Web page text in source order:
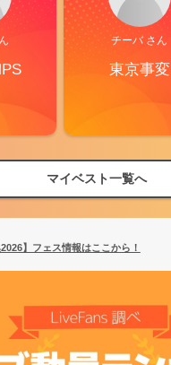
チーバ さん
東京事変
マイベスト一覧へ
2026】フェス情報はここから！
ンキング】2026年上半期編発表！
2026】フェス情報はここから！